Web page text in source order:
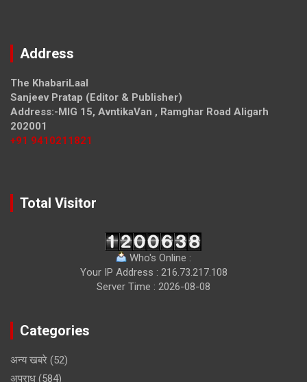
Address
The KhabariLaal
Sanjeev Pratap (Editor & Publisher)
Address:-MIG 15, AvntikaVan , Ramghar Road Aligarh
202001
+91 9410211821
Total Visitor
Who's Online :
Your IP Address : 216.73.217.108
Server Time : 2026-08-08
Categories
अन्य खबरे (52)
अपराध (584)